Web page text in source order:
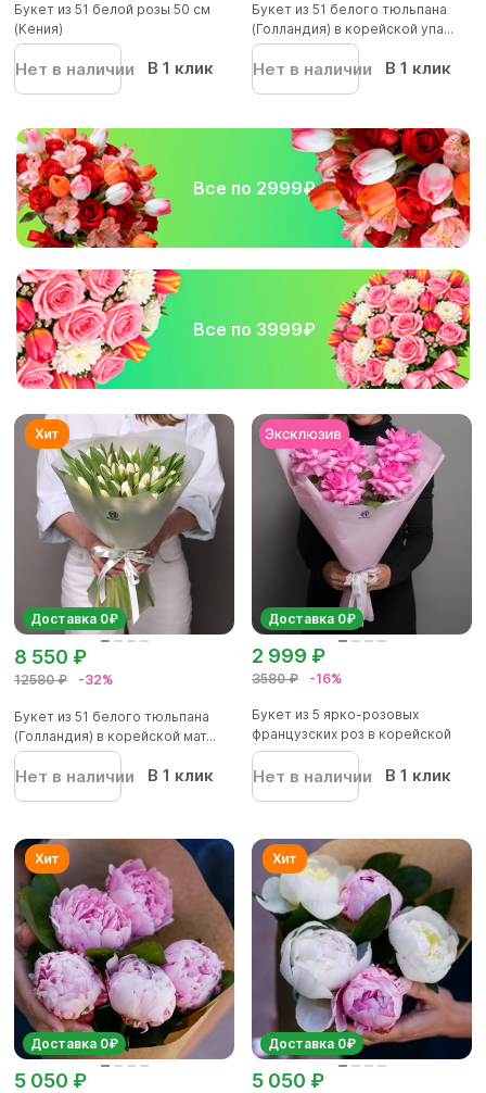
Букет из 51 белой розы 50 см
(Кения)
Нет в наличии В 1 клик
Букет из 51 белого тюльпана
(Голландия) в корейской упа...
Нет в наличии В 1 клик
Все по 2999₽
Все по 3999₽
Доставка 0₽
12580 ₽ -32%
8 550 ₽
Букет из 51 белого тюльпана
(Голландия) в корейской мат...
Нет в наличии В 1 клик
Доставка 0₽
3580 ₽ -16%
2 999 ₽
Букет из 5 ярко-розовых
французских роз в корейской
упа...
Нет в наличии В 1 клик
Доставка 0₽
5 050 ₽
Доставка 0₽
5 050 ₽